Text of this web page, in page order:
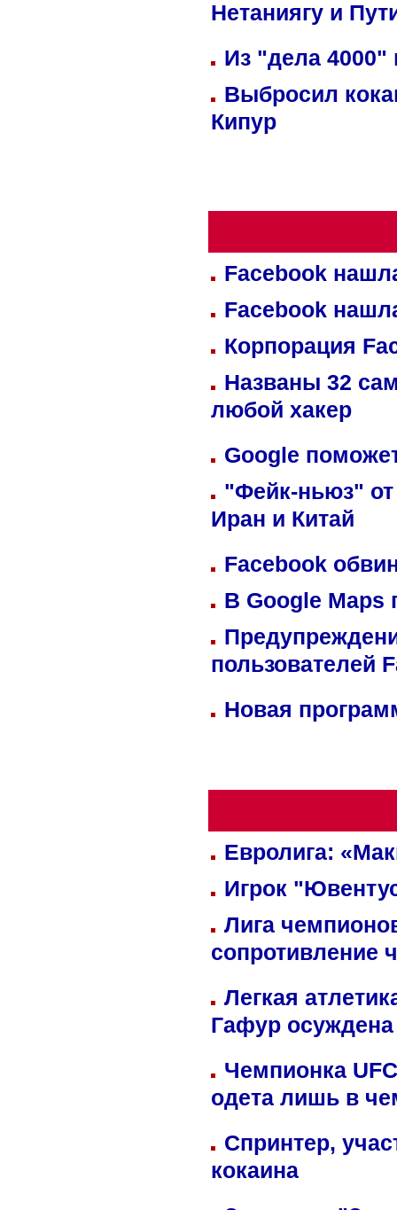
Нетаниягу и
Из "дела 4000"
Выбросил
Кипур
Facebook
Facebook
Корпорация
Названы 32
любой хакер
Google
"Фейк-ньюз" от
Иран и Китай
Facebook
В Google Maps
пользователей
Новая
Евролига:
Игрок
Лига
сопротивление
Легкая
Гафур осуждена
Чемпионка
одета лишь в
Спринтер,
кокаина